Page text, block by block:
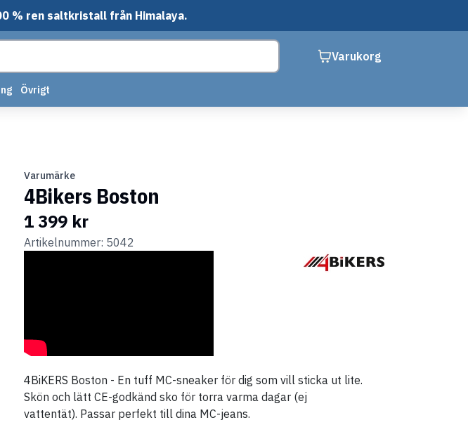
% ren saltkristall från Himalaya.
Varukorg
Övrigt
Varumärke
4Bikers Boston
1 399 kr
Artikelnummer: 5042
4BiKERS Boston - En tuff MC-sneaker för dig som vill sticka ut lite.
Skön och lätt CE-godkänd sko för torra varma dagar (ej
vattentät). Passar perfekt till dina MC-jeans.